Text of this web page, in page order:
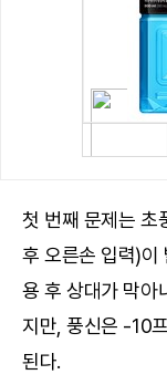
첫 번째 문제는 초
후 오른손 입력)이
용 후 상대가 막아
지만, 풍신은 -10
된다.